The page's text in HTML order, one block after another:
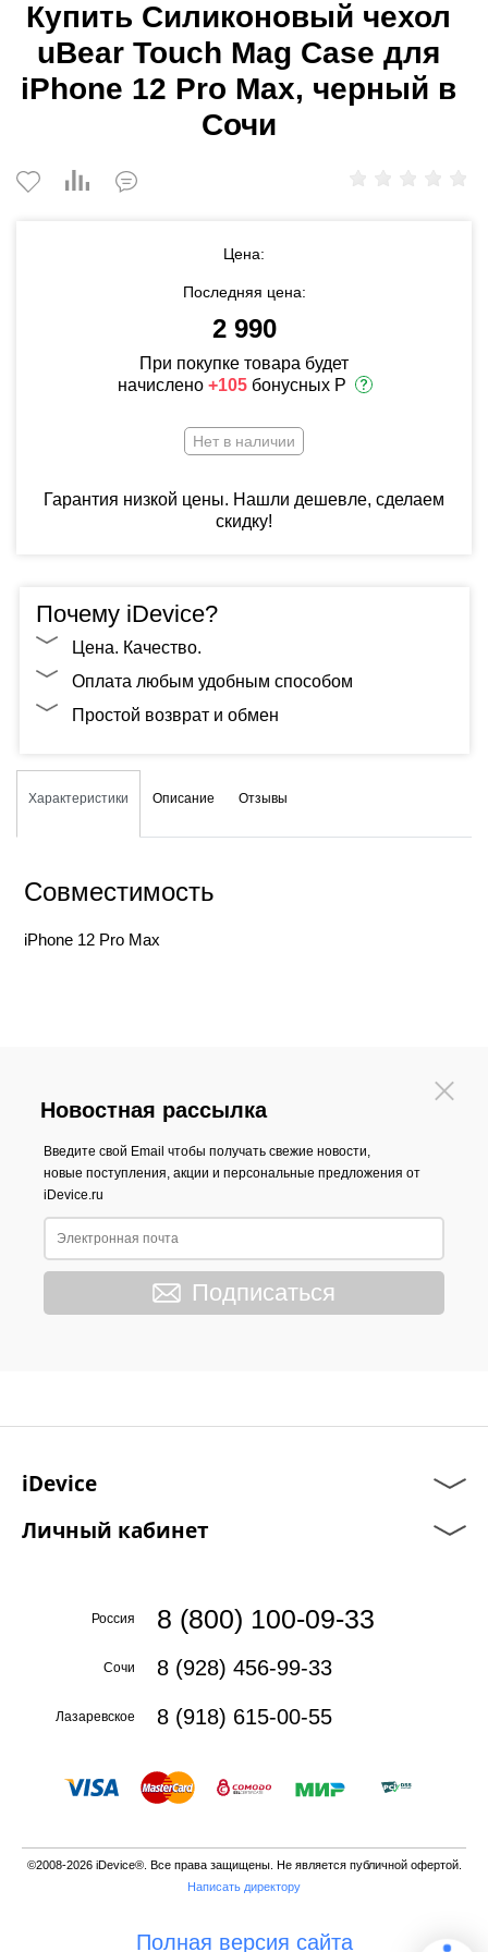
Купить Силиконовый чехол
uBear Touch Mag Case для
iPhone 12 Pro Max, черный в
Сочи
Цена:
Последняя цена:
2 990
При покупке товара будет
начислено +105 бонусных Р
Нет в наличии
Гарантия низкой цены. Нашли дешевле, сделаем
скидку!
Почему iDevice?
Цена. Качество.
Оплата любым удобным способом
Простой возврат и обмен
Описание
Характеристики Отзывы
Совместимость
iPhone 12 Pro Max
Новостная рассылка
Введите свой Email чтобы получать свежие новости,
новые поступления, акции и персональные предложения от
iDevice.ru
Подписаться
iDevice
Личный кабинет
Россия 8 (800) 100-09-33
Сочи 8 (928) 456-99-33
Лазаревское 8 (918) 615-00-55
©2008-2026 iDevice®. Все права защищены. Не является публичной офертой.
Написать директору
Полная версия сайта